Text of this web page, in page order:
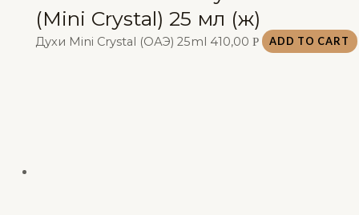
(Mini Crystal) 25 мл (ж)
Духи Mini Crystal (ОАЭ) 25ml 410,00 Р ADD TO CART